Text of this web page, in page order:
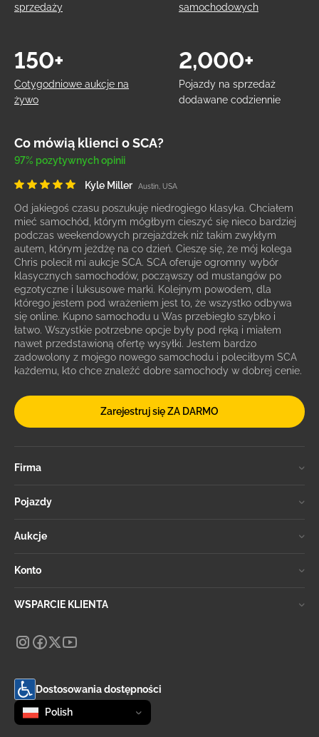
sprzedaży
samochodowych
Cotygodniowe aukcje na
żywo
150+
Pojazdy na sprzedaż
dodawane codziennie
2,000+
Co mówią klienci o SCA?
97% pozytywnych opinii
Kyle Miller Austin, USA
Od jakiegoś czasu poszukuję niedrogiego klasyka. Chciałem
mieć samochód, którym mógłbym cieszyć się nieco bardziej
podczas weekendowych przejażdżek niż takim zwykłym
autem, którym jeżdżę na co dzień. Cieszę się, że mój kolega
Chris polecił mi aukcje SCA. SCA oferuje ogromny wybór
klasycznych samochodów, począwszy od mustangów po
egzotyczne i luksusowe marki. Kolejnym powodem, dla
którego jestem pod wrażeniem jest to, że wszystko odbywa
się online. Kupno samochodu u Was przebiegło szybko i
łatwo. Wszystkie potrzebne opcje były pod ręką i miałem
nawet przedstawioną ofertę wysyłki. Jestem bardzo
zadowolony z mojego nowego samochodu i poleciłbym SCA
każdemu, kto chce znaleźć dobre samochody w dobrej cenie.
Zarejestruj się ZA DARMO
Firma
Pojazdy
Aukcje
Konto
WSPARCIE KLIENTA
Dostosowania dostępności
Zmień język
selected
Polish